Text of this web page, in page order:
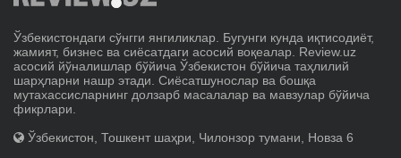
Ўзбекистондаги сўнгги янгиликлар. Бугунги кунда иқтисодиёт,
жамият, бизнес ва сиёсатдаги асосий воқеалар. Review.uz
асосий йўналишлар бўйича Ўзбекистон бўйича таҳлилий
шарҳларни нашр этади. Сиёсатшунослар ва бошқа
мутахассисларнинг долзарб масалалар ва мавзулар бўйича
фикрлари.
Ўзбекистон, Тошкент шаҳри, Чилонзор тумани, Новза 6